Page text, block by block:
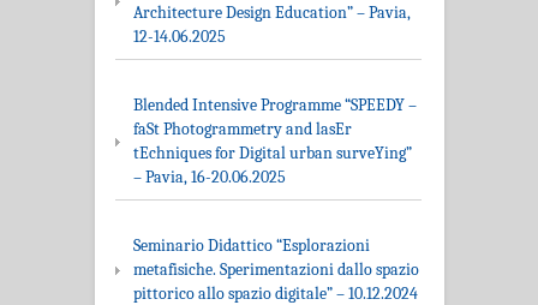
Architecture Design Education” – Pavia,
12-14.06.2025
Blended Intensive Programme “SPEEDY –
faSt Photogrammetry and lasEr
tEchniques for Digital urban surveYing”
– Pavia, 16-20.06.2025
Seminario Didattico “Esplorazioni
metafisiche. Sperimentazioni dallo spazio
pittorico allo spazio digitale” – 10.12.2024